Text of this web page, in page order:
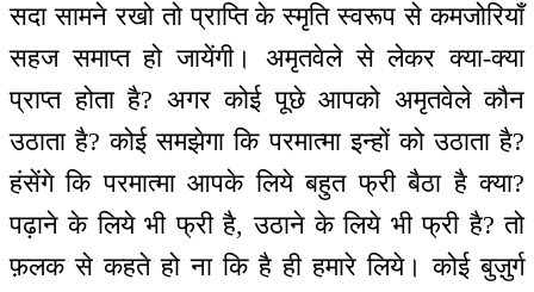
सदा सामने रखो तो प्राप्ति के स्मृति स्वरूप से कमजोरियाँ
सहज समाप्त हो जायेंगी। अमृतवेले से लेकर क्या-क्या
प्राप्त होता है? अगर कोई पूछे आपको अमृतवेले कौन
उठाता है? कोई समझेगा कि परमात्मा इन्हों को उठाता है?
हंसेंगे कि परमात्मा आपके लिये बहुत फ्री बैठा है क्या?
पढ़ाने के लिये भी फ्री है, उठाने के लिये भी फ्री है? तो
फ़लक से कहते हो ना कि है ही हमारे लिये। कोई बुज़ुर्ग